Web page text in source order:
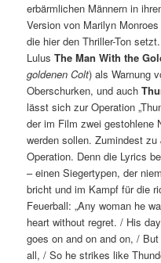
erbärmlichen Männern in
Version von Marilyn
die hier den Thriller-Ton
LulusThe Man With the
goldenen Colt) als Warnung
Oberschurken, und auch
lässt sich zur Operation
der im Film zwei gestohlene
werden sollen. Zumindest
Operation. Denn die Lyrics
– einen Siegertypen, der
bricht und im Kampf für die
Feuerball: „Any woman he
heart without regret. / His
goes on and on and on, /
all, / So he strikes like